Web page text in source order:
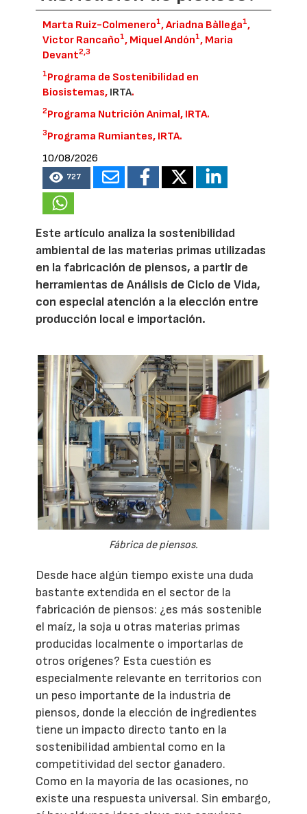
Marta Ruiz-Colmenero1, Ariadna Bàllega1,
Victor Rancaño1, Miquel Andón1, Maria
Devant2,3
1Programa de Sostenibilidad en
Biosistemas, IRTA.
2Programa Nutrición Animal, IRTA.
3Programa Rumiantes, IRTA.
10/08/2026
727
Este artículo analiza la sostenibilidad
ambiental de las materias primas utilizadas
en la fabricación de piensos, a partir de
herramientas de Análisis de Ciclo de Vida,
con especial atención a la elección entre
producción local e importación.
Fábrica de piensos.
Desde hace algún tiempo existe una duda
bastante extendida en el sector de la
fabricación de piensos: ¿es más sostenible
el maíz, la soja u otras materias primas
producidas localmente o importarlas de
otros orígenes? Esta cuestión es
especialmente relevante en territorios con
un peso importante de la industria de
piensos, donde la elección de ingredientes
tiene un impacto directo tanto en la
sostenibilidad ambiental como en la
competitividad del sector ganadero.
Como en la mayoría de las ocasiones, no
existe una respuesta universal. Sin embargo,